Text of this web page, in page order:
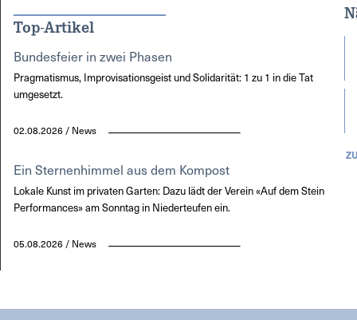
Top-Artikel
Bundesfeier in zwei Phasen
Pragmatismus, Improvisationsgeist und Solidarität: 1 zu 1 in die Tat
umgesetzt.
02.08.2026 / News
Ein Sternenhimmel aus dem Kompost
Lokale Kunst im privaten Garten: Dazu lädt der Verein «Auf dem Stein
Performances» am Sonntag in Niederteufen ein.
05.08.2026 / News